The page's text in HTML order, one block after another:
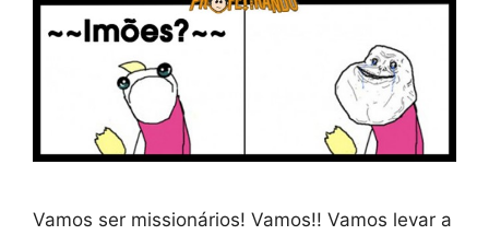
Vamos ser missionários! Vamos!! Vamos levar a